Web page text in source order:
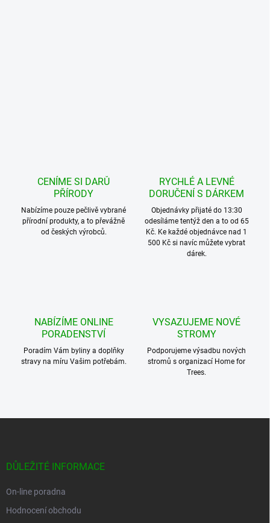
CENÍME SI DARŮ
PŘÍRODY
Nabízíme pouze pečlivě vybrané
přírodní produkty, a to převážně
od českých výrobců.
RYCHLÉ A LEVNÉ
DORUČENÍ S DÁRKEM
Objednávky přijaté do 13:30
odesíláme tentýž den a to od 65
Kč. Ke každé objednávce nad 1
500 Kč si navíc můžete vybrat
dárek.
NABÍZÍME ONLINE
PORADENSTVÍ
Poradím Vám byliny a doplňky
stravy na míru Vašim potřebám.
VYSAZUJEME NOVÉ
STROMY
Podporujeme výsadbu nových
stromů s organizací Home for
Trees.
DŮLEŽITÉ INFORMACE
On-line poradna
Hodnocení obchodu